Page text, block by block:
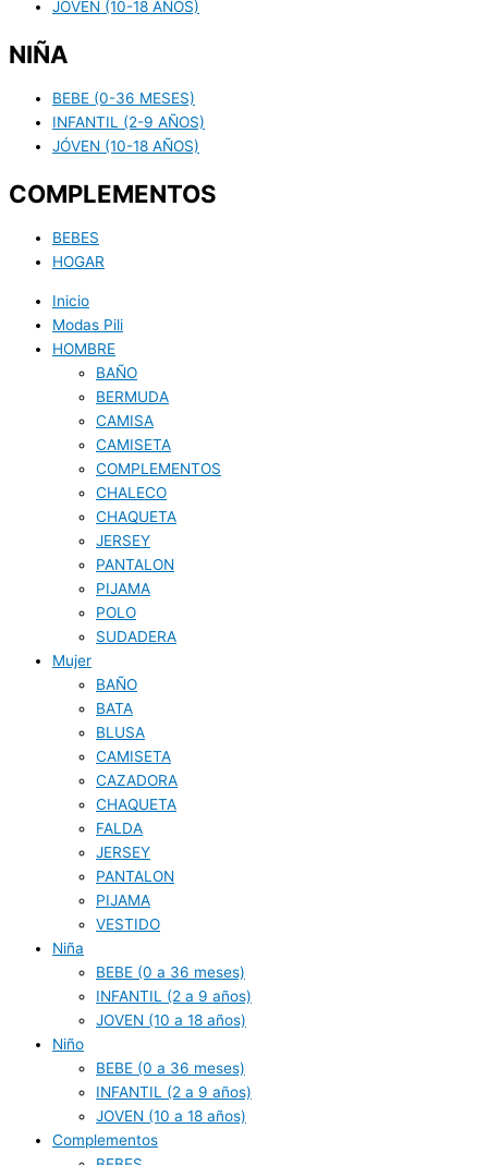
JÓVEN (10-18 AÑOS)
NIÑA
BEBE (0-36 MESES)
INFANTIL (2-9 AÑOS)
JÓVEN (10-18 AÑOS)
COMPLEMENTOS
BEBES
HOGAR
Inicio
Modas Pili
HOMBRE
BAÑO
BERMUDA
CAMISA
CAMISETA
COMPLEMENTOS
CHALECO
CHAQUETA
JERSEY
PANTALON
PIJAMA
POLO
SUDADERA
Mujer
BAÑO
BATA
BLUSA
CAMISETA
CAZADORA
CHAQUETA
FALDA
JERSEY
PANTALON
PIJAMA
VESTIDO
Niña
BEBE (0 a 36 meses)
INFANTIL (2 a 9 años)
JOVEN (10 a 18 años)
Niño
BEBE (0 a 36 meses)
INFANTIL (2 a 9 años)
JOVEN (10 a 18 años)
Complementos